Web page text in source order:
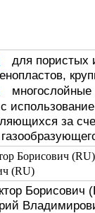
для пористых
многослойные
за
Борисович (RU)
(RU)
Борисович